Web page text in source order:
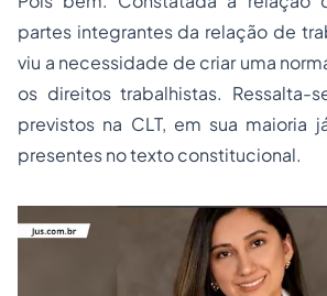
partes integrantes da relação de
viu a necessidade de criar uma
os direitos trabalhistas. Ressalta-
previstos na CLT, em sua maioria
presentes no texto constitucional.